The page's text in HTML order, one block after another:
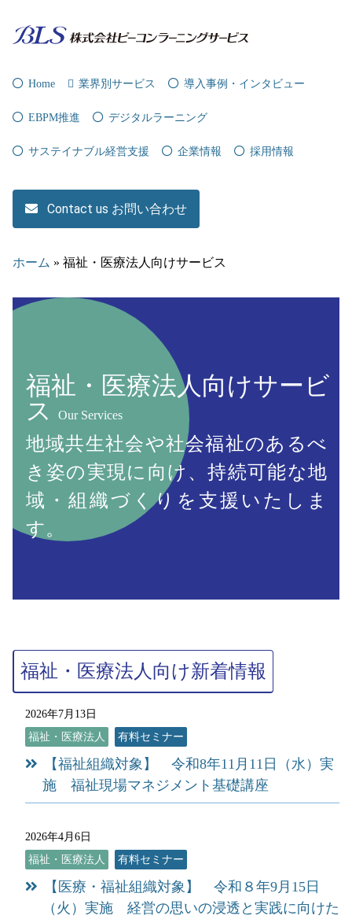
Home 業界別サービス 導入事例・インタビュー
EBPM推進 デジタルラーニング
サステイナブル経営支援 企業情報 採用情報
Contact us お問い合わせ
ホーム » 福祉・医療法人向けサービス
福祉・医療法人向けサービ
ス
Our Services
地域共生社会や社会福祉のあるべ
き姿の実現に向け、持続可能な地
域・組織づくりを支援いたしま
す。
福祉・医療法人向け新着情報
2026年7月13日
福祉・医療法人
有料セミナー
【福祉組織対象】 令和8年11月11日（水）実
施 福祉現場マネジメント基礎講座
2026年4月6日
福祉・医療法人
有料セミナー
【医療・福祉組織対象】 令和８年9月15日
（火）実施 経営の思いの浸透と実践に向けた